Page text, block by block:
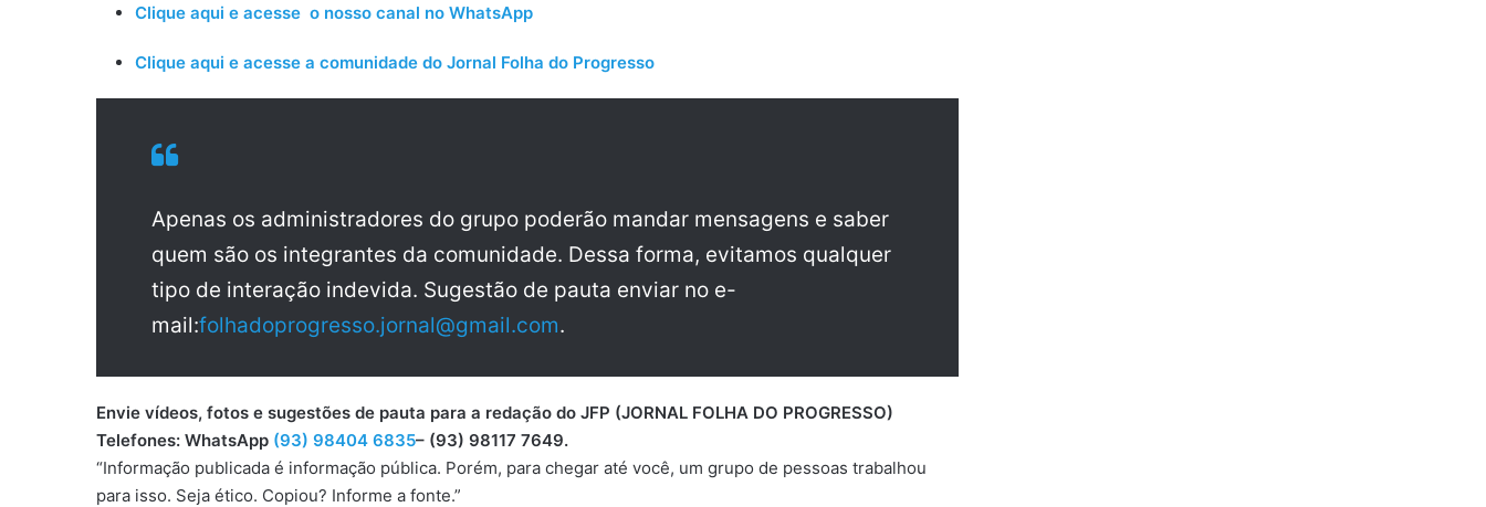
Clique aqui e acesse o nosso canal no WhatsApp
Clique aqui e acesse a comunidade do Jornal Folha do Progresso
Apenas os administradores do grupo poderão mandar mensagens e saber
quem são os integrantes da comunidade. Dessa forma, evitamos qualquer
tipo de interação indevida. Sugestão de pauta enviar no e-
mail:folhadoprogresso.jornal@gmail.com.
Envie vídeos, fotos e sugestões de pauta para a redação do JFP (JORNAL FOLHA DO PROGRESSO)
Telefones: WhatsApp (93) 98404 6835– (93) 98117 7649.
“Informação publicada é informação pública. Porém, para chegar até você, um grupo de pessoas trabalhou
para isso. Seja ético. Copiou? Informe a fonte.”